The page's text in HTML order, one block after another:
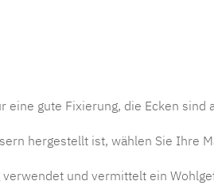
gute Fixierung, die Ecken sind
hergestellt ist, wählen Sie Ihre
und vermittelt ein